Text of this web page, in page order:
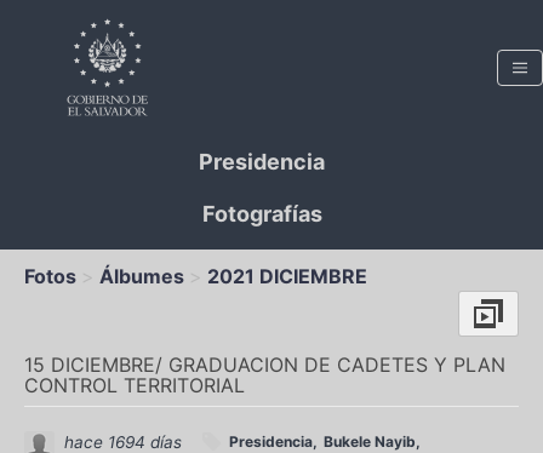
Presidencia
Fotografías
Fotos Álbumes 2021 DICIEMBRE
15 DICIEMBRE/ GRADUACION DE CADETES Y PLAN
CONTROL TERRITORIAL
hace 1694 días Presidencia Bukele Nayib